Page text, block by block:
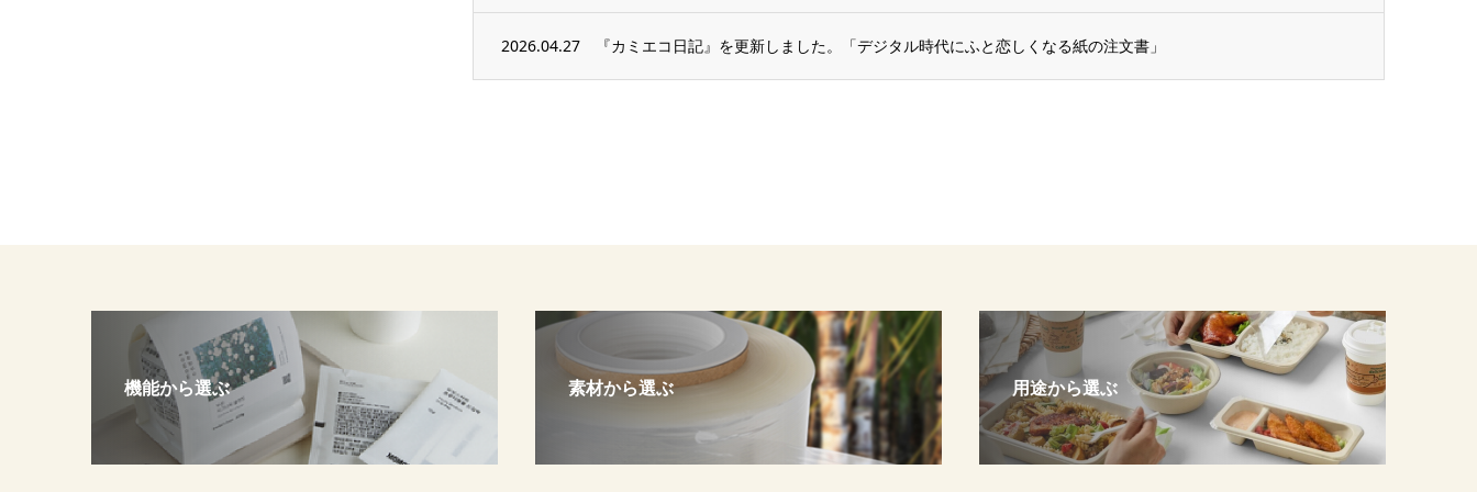
2026.04.27 『カミエコ日記』を更新しました。「デジタル時代にふと恋しくなる紙の注文書」
機能から選ぶ 素材から選ぶ 用途から選ぶ